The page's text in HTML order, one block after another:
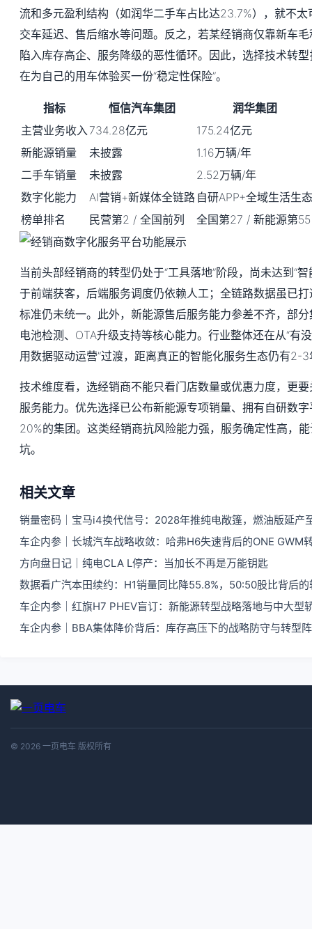
流和多元盈利结构（如润华二手车占比达23.7%），就不
交车延迟、售后缩水等问题。反之，若某经销商仅靠新车
陷入库存高企、服务降级的恶性循环。因此，选择技术转
在为自己的用车体验买一份“稳定性保险”。
指标 恒信汽车集团
润华集团
主营业务收入734.28亿元
175.24亿元
新能源销量
未披露
1.16万辆/年
二手车销量
未披露
2.52万辆/年
数字化能力
AI营销+新媒体全链路 自研APP+全域生活生态
榜单排名
民营第2 / 全国前列 全国第27 / 新能源第55
当前头部经销商的转型仍处于“工具落地”阶段，尚未达到“
于前端获客，后端服务调度仍依赖人工；全链路数据虽已
标准仍未统一。此外，新能源售后服务能力参差不齐，部
电池检测、OTA升级支持等核心能力。行业整体还在从“有
用数据驱动运营”过渡，距离真正的智能化服务生态仍有2-
技术维度看，选经销商不能只看门店数量或优惠力度，更
服务能力。优先选择已公布新能源专项销量、拥有自研数
20%的集团。这类经销商抗风险能力强，服务确定性高，
坑。
相关文章
销量密码｜宝马i4换代信号：2028年推纯电敞篷，燃油版延产
车企内参｜长城汽车战略收敛：哈弗H6失速背后的ONE GWM
方向盘日记｜纯电CLA L停产：当加长不再是万能钥匙
数据看广汽本田续约：H1销量同比降55.8%，50:50股比背后
车企内参｜红旗H7 PHEV盲订：新能源转型战略落地与中大型
车企内参｜BBA集体降价背后：库存高压下的战略防守与转型
© 2026 一页电车 版权所有